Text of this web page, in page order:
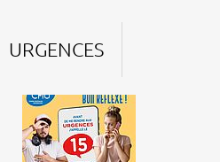
URGENCES